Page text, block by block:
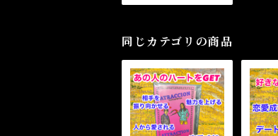
ー・魔女パウダー F
同じカテゴリの商品